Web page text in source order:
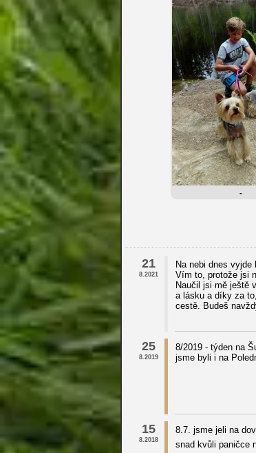
-
21
8.2021
Na nebi dnes vyjde
Vím to, protože jsi
Naučil jsi mě ještě
a lásku a díky za
cestě. Budeš
25
8.2019
8/2019 - týden na
jsme byli i na
15
8.2018
8.7. jsme jeli na
snad kvůli paničce